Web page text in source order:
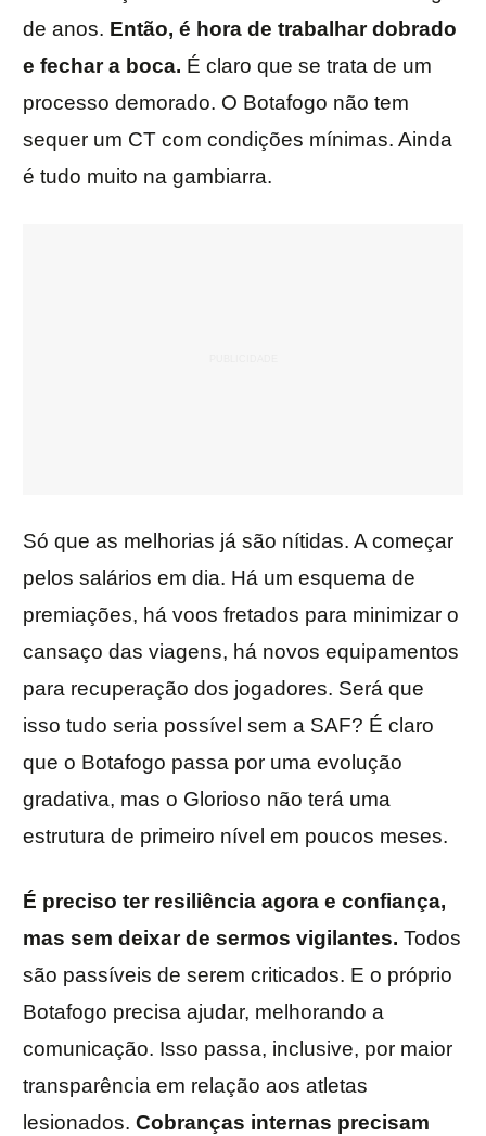
de anos. Então, é hora de trabalhar dobrado
e fechar a boca. É claro que se trata de um
processo demorado. O Botafogo não tem
sequer um CT com condições mínimas. Ainda
é tudo muito na gambiarra.
Só que as melhorias já são nítidas. A começar
pelos salários em dia. Há um esquema de
premiações, há voos fretados para minimizar o
cansaço das viagens, há novos equipamentos
para recuperação dos jogadores. Será que
isso tudo seria possível sem a SAF? É claro
que o Botafogo passa por uma evolução
gradativa, mas o Glorioso não terá uma
estrutura de primeiro nível em poucos meses.
É preciso ter resiliência agora e confiança,
mas sem deixar de sermos vigilantes. Todos
são passíveis de serem criticados. E o próprio
Botafogo precisa ajudar, melhorando a
comunicação. Isso passa, inclusive, por maior
transparência em relação aos atletas
lesionados. Cobranças internas precisam